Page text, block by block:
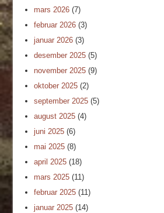
mars 2026 (7)
februar 2026 (3)
januar 2026 (3)
desember 2025 (5)
november 2025 (9)
oktober 2025 (2)
september 2025 (5)
august 2025 (4)
juni 2025 (6)
mai 2025 (8)
april 2025 (18)
mars 2025 (11)
februar 2025 (11)
januar 2025 (14)